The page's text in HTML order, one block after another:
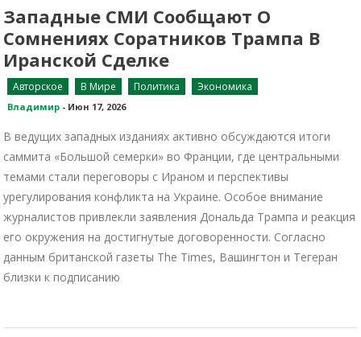
Западные СМИ Сообщают О
Сомнениях Соратников Трампа В
Иранской Сделке
Авторское В Мире Политика Экономика
Владимир - Июн 17, 2026
В ведущих западных изданиях активно обсуждаются итоги
саммита «Большой семерки» во Франции, где центральными
темами стали переговоры с Ираном и перспективы
урегулирования конфликта на Украине. Особое внимание
журналистов привлекли заявления Дональда Трампа и реакция
его окружения на достигнутые договоренности. Согласно
данным британской газеты The Times, Вашингтон и Тегеран
близки к подписанию